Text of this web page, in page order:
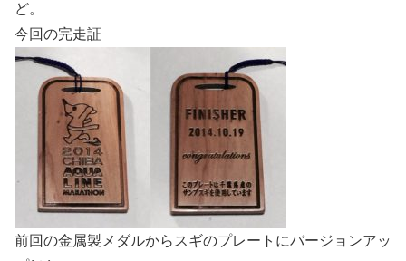
ど。
今回の完走証
前回の金属製メダルからスギのプレートにバージョンアッ